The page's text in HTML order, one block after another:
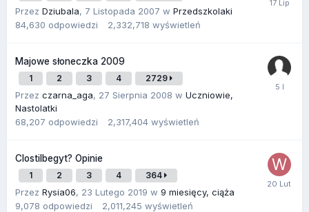
Przez Dziubala, 7 Listopada 2007 w Przedszkolaki
84,630 odpowiedzi 2,332,718 wyświetleń
Majowe słoneczka 2009
1 2 3 4 2729
Przez czarna_aga, 27 Sierpnia 2008 w Uczniowie,
Nastolatki
68,207 odpowiedzi 2,317,404 wyświetleń
Clostilbegyt? Opinie
1 2 3 4 364
Przez Rysia06, 23 Lutego 2019 w 9 miesięcy, ciąża
9,078 odpowiedzi 2,011,245 wyświetleń